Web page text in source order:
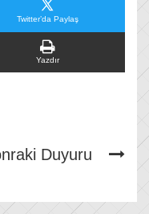
Twitter’da Paylaş
Yazdır
Duyuru